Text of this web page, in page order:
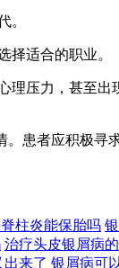
。
择适合的职业。
压力，甚至
患者应积极
柱炎能保胎吗
治疗头皮银屑病
来了 银屑病可